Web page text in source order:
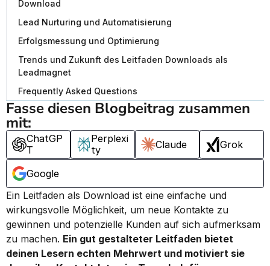
Download
Lead Nurturing und Automatisierung
Erfolgsmessung und Optimierung
Trends und Zukunft des Leitfaden Downloads als
Leadmagnet
Frequently Asked Questions
Fasse diesen Blogbeitrag zusammen
mit:
ChatGP
T
Perplexi
ty
Claude Grok
Google
Ein Leitfaden als Download ist eine einfache und
wirkungsvolle Möglichkeit, um neue Kontakte zu
gewinnen und potenzielle Kunden auf sich aufmerksam
zu machen. Ein gut gestalteter Leitfaden bietet
deinen Lesern echten Mehrwert und motiviert sie